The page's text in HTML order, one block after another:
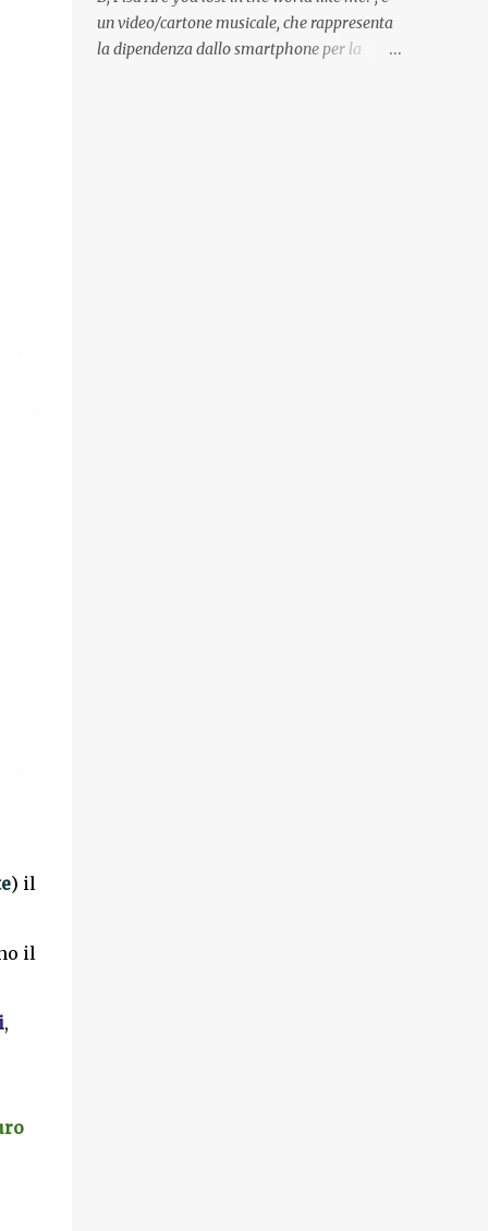
) il
il
,
Quadri, disegni, progetti di arredamento e di
mobili, intarsi ed intagli lignei presenti
nell’Archivio del Liceo Artistico, opere
un video/cartone musicale, che rappresenta
la dipendenza dallo smartphone per la